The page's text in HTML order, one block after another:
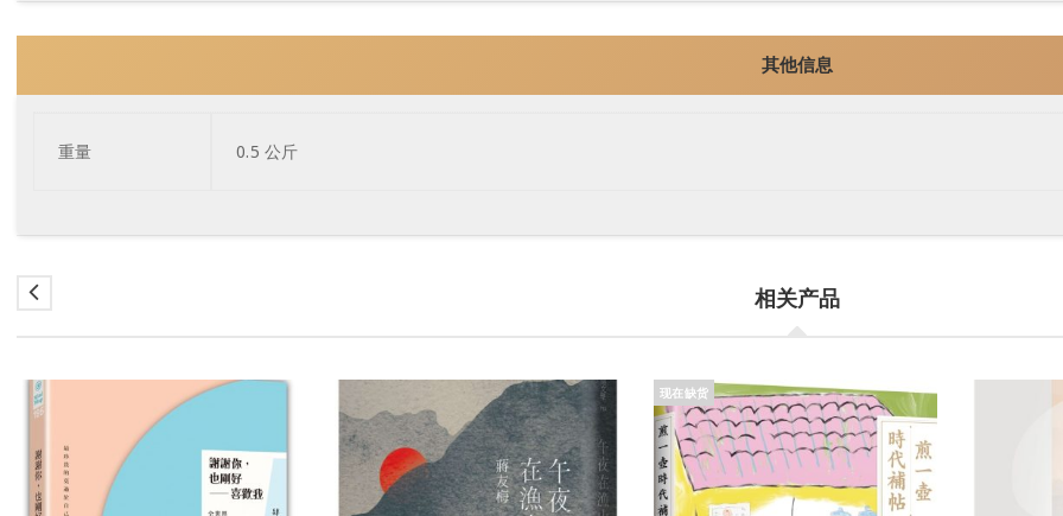
其他信息
重量 0.5 公斤
相关产品
现在缺货